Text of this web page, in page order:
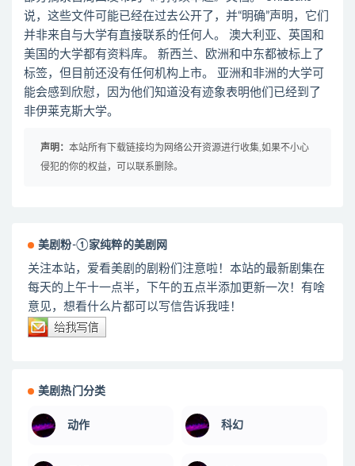
说，这些文件可能已经在过去公开了，并“明确”声明，它们
并非来自与大学有直接联系的任何人。 澳大利亚、英国和
美国的大学都有资料库。 新西兰、欧洲和中东都被标上了
标签，但目前还没有任何机构上市。 亚洲和非洲的大学可
能会感到欣慰，因为他们知道没有迹象表明他们已经到了
非伊莱克斯大学。
声明： 本站所有下载链接均为网络公开资源进行收集,如果不小心
侵犯的你的权益，可以联系删除。
美剧粉-①家纯粹的美剧网
关注本站，爱看美剧的剧粉们注意啦！本站的最新剧集在
每天的上午十一点半，下午的五点半添加更新一次！有啥
意见，想看什么片都可以写信告诉我哇！
美剧热门分类
动作 科幻